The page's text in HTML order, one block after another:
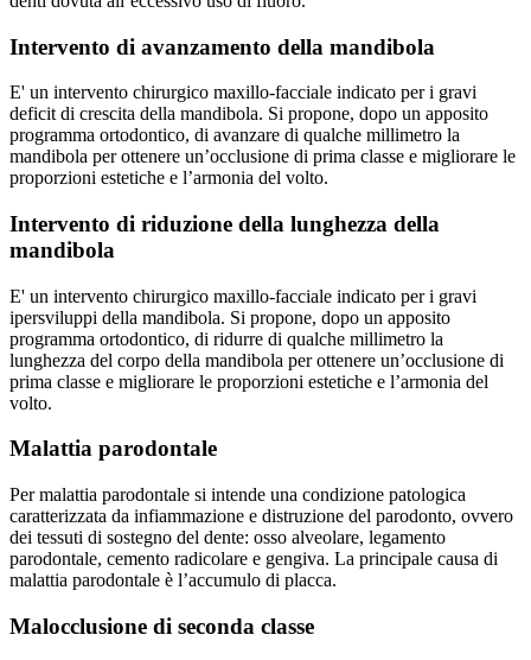
Intervento di avanzamento della mandibola
E' un intervento chirurgico maxillo-facciale indicato per i gravi
deficit di crescita della mandibola. Si propone, dopo un apposito
programma ortodontico, di avanzare di qualche millimetro la
mandibola per ottenere un’occlusione di prima classe e migliorare le
proporzioni estetiche e l’armonia del volto.
Intervento di riduzione della lunghezza della
mandibola
E' un intervento chirurgico maxillo-facciale indicato per i gravi
ipersviluppi della mandibola. Si propone, dopo un apposito
programma ortodontico, di ridurre di qualche millimetro la
lunghezza del corpo della mandibola per ottenere un’occlusione di
prima classe e migliorare le proporzioni estetiche e l’armonia del
volto.
Malattia parodontale
Per malattia parodontale si intende una condizione patologica
caratterizzata da infiammazione e distruzione del parodonto, ovvero
dei tessuti di sostegno del dente: osso alveolare, legamento
parodontale, cemento radicolare e gengiva. La principale causa di
malattia parodontale è l’accumulo di placca.
Malocclusione di seconda classe